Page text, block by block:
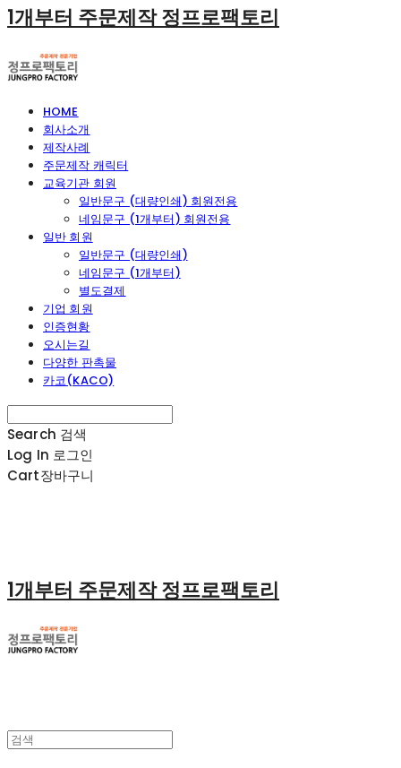
1개부터 주문제작 정프로팩토리
HOME
회사소개
제작사례
주문제작 캐릭터
교육기관 회원
일반문구 (대량인쇄) 회원전용
네임문구 (1개부터) 회원전용
일반 회원
일반문구 (대량인쇄)
네임문구 (1개부터)
별도결제
기업 회원
인증현황
오시는길
다양한 판촉물
카코(KACO)
Search 검색
Log In 로그인
Cart장바구니
1개부터 주문제작 정프로팩토리